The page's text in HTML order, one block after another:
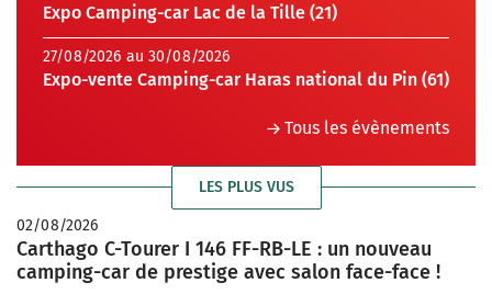
Expo Camping-car Lac de la Tille (21)
27/08/2026 au 30/08/2026
Expo-vente Camping-car Haras national du Pin (61)
Tous les évènements
LES PLUS VUS
02/08/2026
Carthago C-Tourer I 146 FF-RB-LE : un nouveau
camping-car de prestige avec salon face-face !